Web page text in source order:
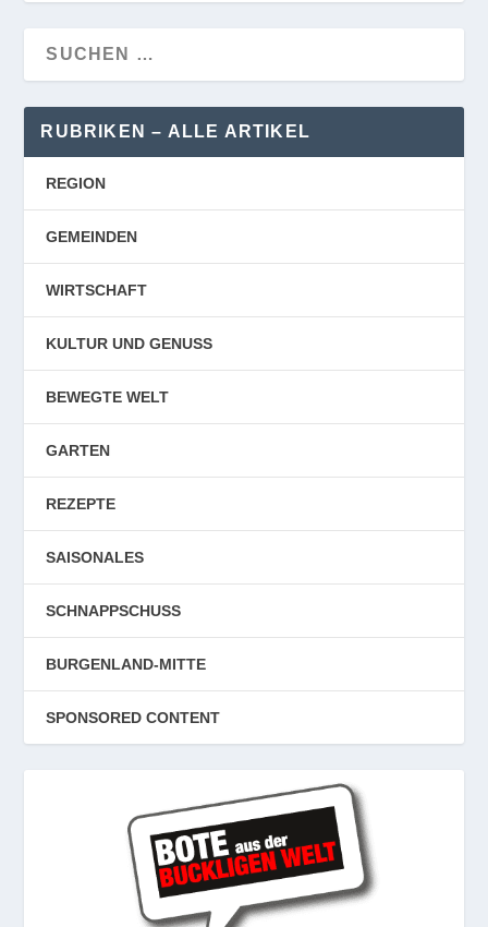
RUBRIKEN – ALLE ARTIKEL
REGION
GEMEINDEN
WIRTSCHAFT
KULTUR UND GENUSS
BEWEGTE WELT
GARTEN
REZEPTE
SAISONALES
SCHNAPPSCHUSS
BURGENLAND-MITTE
SPONSORED CONTENT